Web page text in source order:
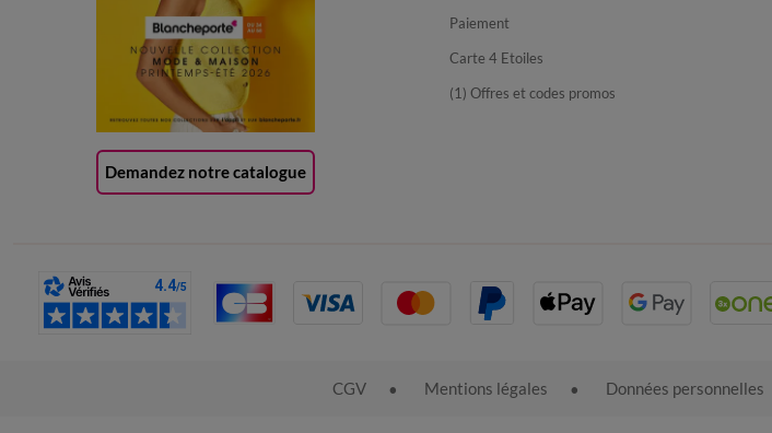
Demandez notre catalogue
Paiement
Carte 4 Etoiles
(1) Offres et codes promos
CGV Mentions légales Données personnelles